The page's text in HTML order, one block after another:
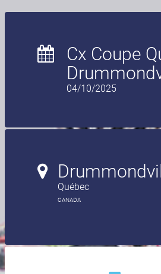
Cx Coupe
04/10/2025
Québec
CANADA